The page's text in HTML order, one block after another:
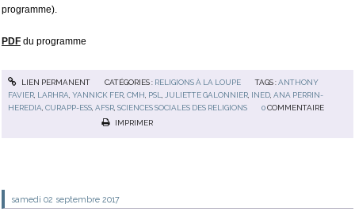
programme).
PDF du programme
LIEN PERMANENT CATÉGORIES : RELIGIONS À LA LOUPE TAGS :ANTHONY
FAVIER LARHRA ,YANNICK FER ,CMH PSL JULIETTE GALONNIER INED ,ANA PERRIN-
HEREDIA ,CURAPP-ESS ,AFSR ,SCIENCES SOCIALES DES RELIGIONS 0 COMMENTAIRE
IMPRIMER
samedi 02 septembre 2017